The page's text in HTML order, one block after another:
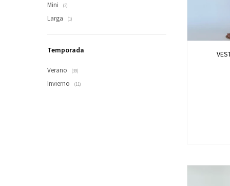
Mini (2)
Larga (1)
Temporada
Verano (39)
Invierno (11)